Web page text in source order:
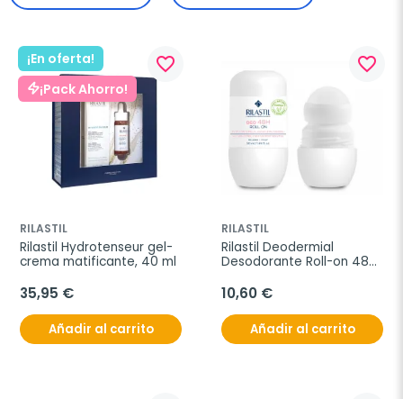
¡En oferta!
¡Pack Ahorro!
favorite_border
RILASTIL
Rilastil Hydrotenseur gel-
crema matificante, 40 ml
35,95 €
Añadir al carrito
favorite_border
RILASTIL
Rilastil Deodermial
Desodorante Roll-on 48H,
10,60 €
Añadir al carrito